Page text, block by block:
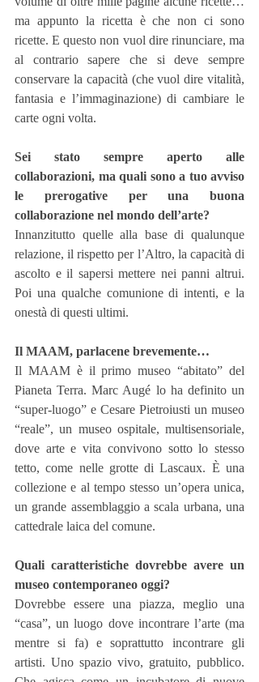
ma appunto la ricetta è che non ci sono
ricette. E questo non vuol dire rinunciare, ma
al contrario sapere che si deve sempre
conservare la capacità (che vuol dire vitalità,
fantasia e l’immaginazione) di cambiare le
carte ogni volta.
Sei stato sempre aperto alle
collaborazioni, ma quali sono a tuo avviso
le prerogative per una buona
collaborazione nel mondo dell’arte?
Innanzitutto quelle alla base di qualunque
relazione, il rispetto per l’Altro, la capacità di
ascolto e il sapersi mettere nei panni altrui.
Poi una qualche comunione di intenti, e la
onestà di questi ultimi.
Il MAAM, parlacene brevemente…
Il MAAM è il primo museo “abitato” del
Pianeta Terra. Marc Augé lo ha definito un
“super-luogo” e Cesare Pietroiusti un museo
“reale”, un museo ospitale, multisensoriale,
dove arte e vita convivono sotto lo stesso
tetto, come nelle grotte di Lascaux. È una
collezione e al tempo stesso un’opera unica,
un grande assemblaggio a scala urbana, una
cattedrale laica del comune.
Quali caratteristiche dovrebbe avere un
museo contemporaneo oggi?
Dovrebbe essere una piazza, meglio una
“casa”, un luogo dove incontrare l’arte (ma
mentre si fa) e soprattutto incontrare gli
artisti. Uno spazio vivo, gratuito, pubblico.